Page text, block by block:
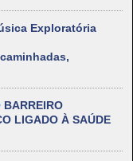
Exploratória
BARREIRO
LIGADO À SAÚDE